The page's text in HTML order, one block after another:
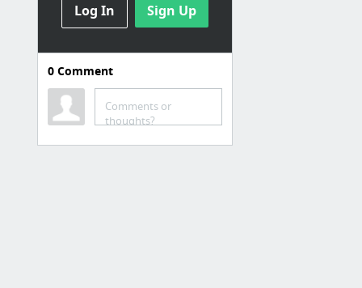
Log In Sign Up
0Comment
Comments or
thoughts?